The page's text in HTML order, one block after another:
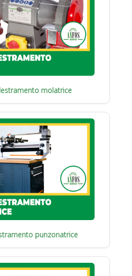
molatrice
punzonatrice